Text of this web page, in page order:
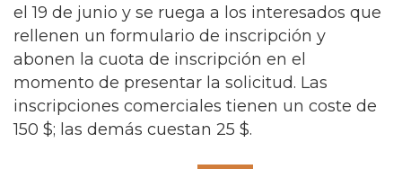
el 19 de junio y se ruega a los interesados que
rellenen un formulario de inscripción y
abonen la cuota de inscripción en el
momento de presentar la solicitud. Las
inscripciones comerciales tienen un coste de
150 $; las demás cuestan 25 $.